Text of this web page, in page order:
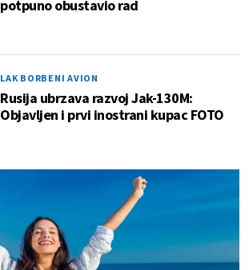
potpuno obustavio rad
LAK BORBENI AVION
Rusija ubrzava razvoj Jak-130M:
Objavljen i prvi inostrani kupac FOTO